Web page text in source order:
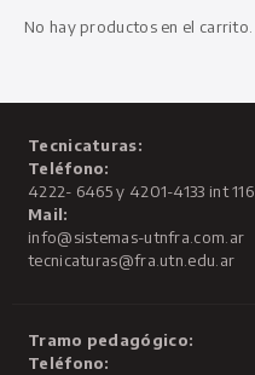
No hay productos en el carrito.
Tecnicaturas:
Teléfono:
4222- 6465 y 4201-4133 int 116
Mail:
info@sistemas-utnfra.com.ar
tecnicaturas@fra.utn.edu.ar
Tramo pedagógico:
Teléfono: